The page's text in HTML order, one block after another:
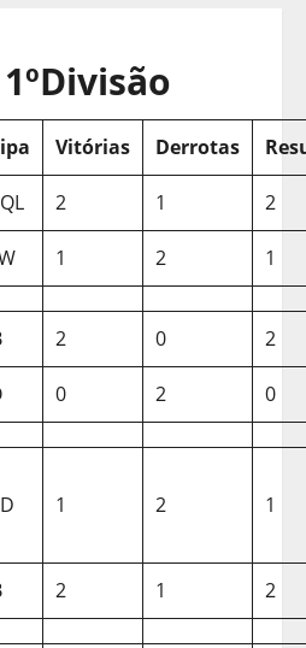
Vitórias Derrotas
2 1 2
1 2 1
2 0 2
0 2 0
1 2 1
2 1 2